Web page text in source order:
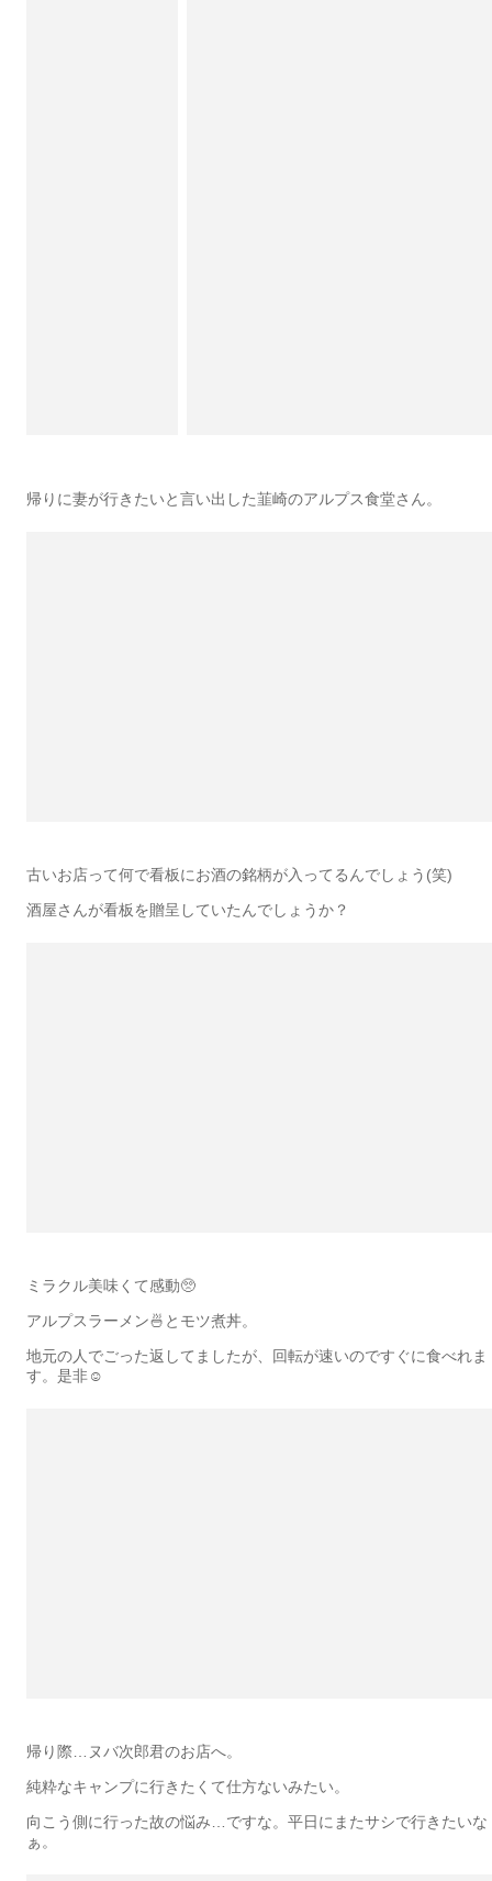
帰りに妻が行きたいと言い出した韮崎のアルプス食堂さん。
古いお店って何で看板にお酒の銘柄が入ってるんでしょう(笑)
酒屋さんが看板を贈呈していたんでしょうか？
ミラクル美味くて感動🥺
アルプスラーメン🍜とモツ煮丼。
地元の人でごった返してましたが、回転が速いのですぐに食べれま
す。是非☺️
帰り際…ヌバ次郎君のお店へ。
純粋なキャンプに行きたくて仕方ないみたい。
向こう側に行った故の悩み…ですな。平日にまたサシで行きたいな
ぁ。